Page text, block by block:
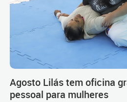
Agosto Lilás tem oficina
pessoal para mulheres